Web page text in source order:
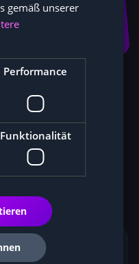
durch langfristige
die richtige Antwort
gemäß unserer
Performance
Funktionalität